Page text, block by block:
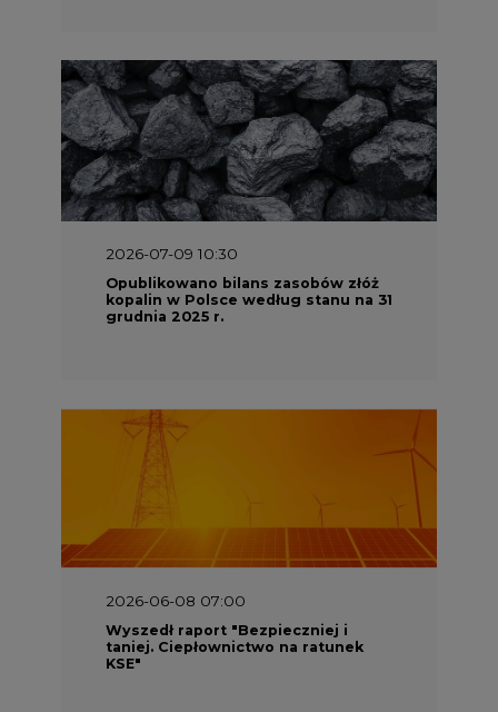
2026-07-09 10:30
Opublikowano bilans zasobów złóż
kopalin w Polsce według stanu na 31
grudnia 2025 r.
2026-06-08 07:00
Wyszedł raport "Bezpieczniej i
taniej. Ciepłownictwo na ratunek
KSE"